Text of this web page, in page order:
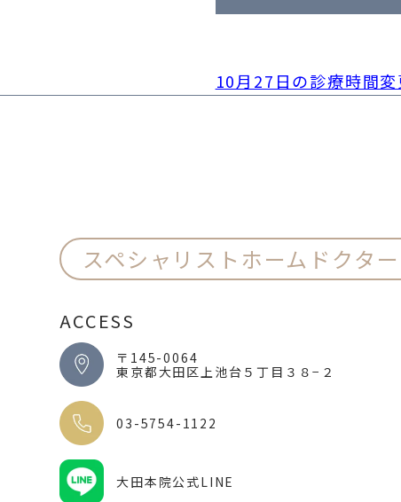
10月27日の診療時間
スペシャリストホームドクター
ACCESS
〒145-0064
東京都大田区上池台５丁目３８−２
03-5754-1122
大田本院公式LINE